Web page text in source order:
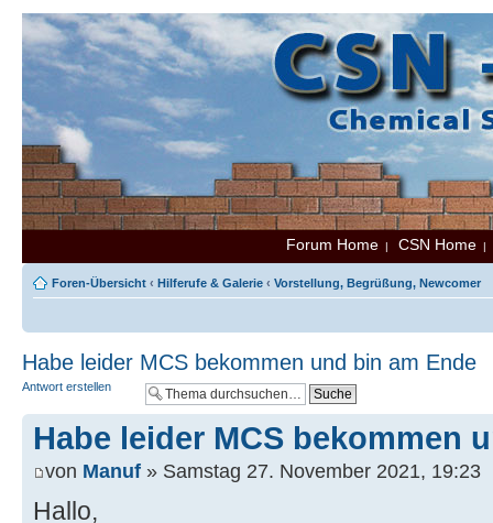
Forum Home | CSN Home
Foren-Übersicht ‹ Hilferufe & Galerie ‹ Vorstellung, Begrüßung, Newcomer
Habe leider MCS bekommen und bin am Ende
Antwort erstellen
Habe leider MCS bekommen
von Manuf » Samstag 27. November 2021, 19:23
Hallo,